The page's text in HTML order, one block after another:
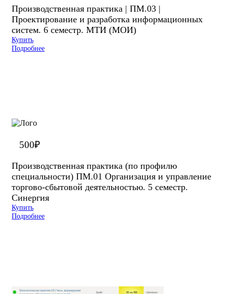
Производственная практика | ПМ.03 |
Проектирование и разработка информационных
систем. 6 семестр. МТИ (МОИ)
Купить
Подробнее
500₽
Производственная практика (по профилю
специальности) ПМ.01 Организация и управление
торгово-сбытовой деятельностью. 5 семестр.
Синергия
Купить
Подробнее